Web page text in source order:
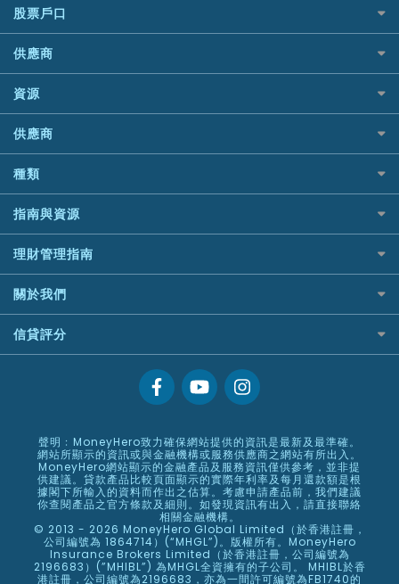
PrimeCredit 安信信貸
Promise 邦民日本財務
Rabbit Credit月兔信貸
Standard Chartered 渣打銀行
UA 亞洲聯合財務
WeLab Bank
WeLend 貸款
X Wallet 貸款
高獎賞信用卡推薦
東亞銀行
SIM
危疾保險
年金資訊
樓宇火險
歐洲旅遊保險及資訊
越南旅遊保險及資訊
澳洲旅遊保險及資訊
長者嘆世界
家庭親子遊
全年周圍飛
手機邊份好
自駕遊比較
相機有得保
最佳滑雪旅遊保險
最適合BB的旅遊保險
Allianz 安聯
Allied World 世聯
Avo
Bolttech 保特
Blue Cross 藍十字
中國平安
大新銀行
Generali 忠意
HSBC滙豐銀行
MSIG 三井住友
QBE 昆士蘭
Starr
Zurich 蘇黎世
大新汽車保險
中銀汽車保險
Allianz安聯汽車保險
bolttech保障汽車保險
Zurich蘇黎世汽車保險
QBE昆士蘭汽車保險
平安汽車保險
股票戶口
富途證券
IB盈透證券
老虎證券
uSMART 盈立證券
華盛証券
WeBull微牛證券
漲樂全球通｜華泰國際
OSL
StashAway
Syfe
供應商
富途牛牛好唔好？
Webull微牛證券好唔好？
Longbridge長橋證券好唔好？
老虎證券好唔好？
華盛証券好唔好？
IB盈透證券好唔好？
盈立證券 uSMART 好唔好？
Stashaway好唔好？
Hashkey好唔好？
Syfe好唔好？
資源
股票戶口開戶
證券行邊間好？
港股5隻高息ETF精選
什麼是ETF？
香港30大高息股排行
最值得注意的比特幣ETF
選股策略：五步調查攻略
供應商
銀行戶口比較
尊尚銀行戶口
Citi Plus
中信銀行inMotion
Airwallex銀行
種類
定期存款
港元定存
人民幣定存
美元定存
英鎊定存
澳元定存
指南與資源
理財資訊
識慳識賺
債務管理
投資理財
置業安居
專欄文章
理財管理指南
常用相關詞彙
MoneyHero電子報
所有合作銀行或機構
關於我們
服務承諾
網上支援
條款及細則
編輯守則
廣告合作
廣告政策
私隱政策
加入我們
信貸評分
聲明﹕MoneyHero致力確保網站提供的資訊是最新及最準確。
網站所顯示的資訊或與金融機構或服務供應商之網站有所出入。
MoneyHero網站顯示的金融產品及服務資訊僅供參考，並非提
供建議。貸款產品比較頁面顯示的實際年利率及每月還款額是根
據閣下所輸入的資料而作出之估算。考慮申請產品前，我們建議
你查閱產品之官方條款及細則。如發現資訊有出入，請直接聯絡
相關金融機構。
© 2013 - 2026 MoneyHero Global Limited（於香港註冊，
公司編號為 1864714）(“MHGL”)。版權所有。MoneyHero
Insurance Brokers Limited（於香港註冊，公司編號為
2196683）(”MHIBL”) 為MHGL全資擁有的子公司。 MHIBL於香
港註冊，公司編號為2196683，亦為一間許可編號為FB1740的